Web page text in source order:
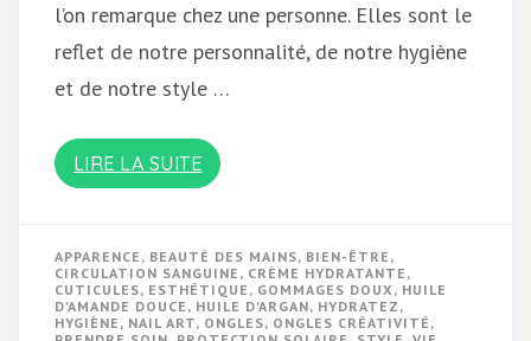
l’on remarque chez une personne. Elles sont le
reflet de notre personnalité, de notre hygiène
et de notre style …
LIRE LA SUITE
APPARENCE , BEAUTÉ DES MAINS, BIEN-ÊTRE ,
CIRCULATION SANGUINE , CRÈME HYDRATANTE ,
CUTICULES, ESTHÉTIQUE , GOMMAGES DOUX , HUILE
D'AMANDE DOUCE , HUILE D'ARGAN, HYDRATEZ ,
HYGIÈNE , NAIL ART, ONGLES, ONGLES CRÉATIVITÉ ,